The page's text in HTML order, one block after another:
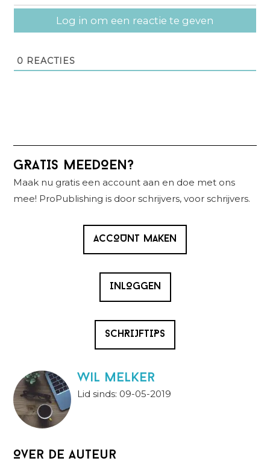
Log in om een reactie te geven
0 REACTIES
Primaire
Sidebar
GRATIS MEEDOEN?
Maak nu gratis een account aan en doe met ons
mee! ProPublishing is door schrijvers, voor schrijvers.
ACCOUNT MAKEN
INLOGGEN
SCHRIJFTIPS
wil melker
Lid sinds: 09-05-2019
Over de auteur